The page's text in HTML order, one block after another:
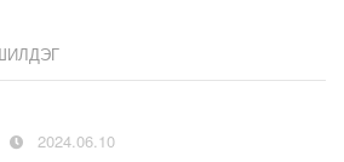
2024.06.10